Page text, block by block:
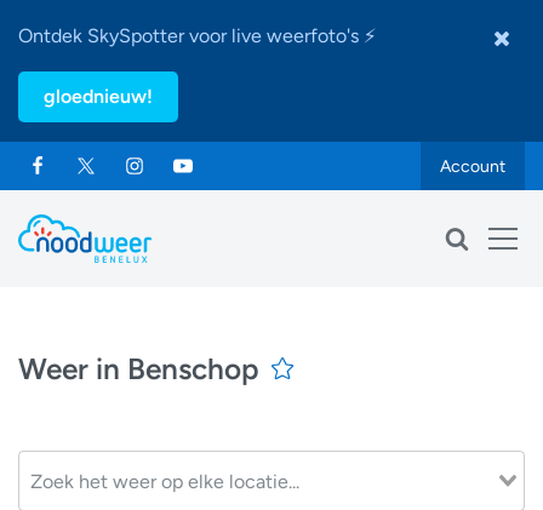
Ontdek SkySpotter voor live weerfoto's ⚡
gloednieuw!
Account
Weer in Benschop